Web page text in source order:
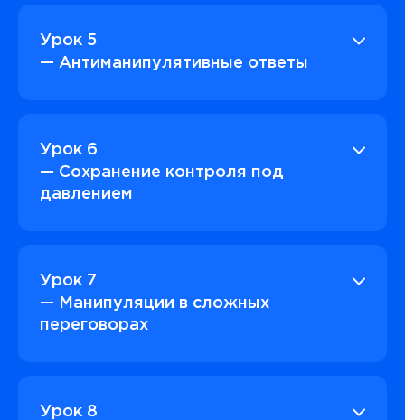
Урок 5
— Антиманипулятивные ответы
Урок 6
— Сохранение контроля под
давлением
Урок 7
— Манипуляции в сложных
переговорах
Урок 8